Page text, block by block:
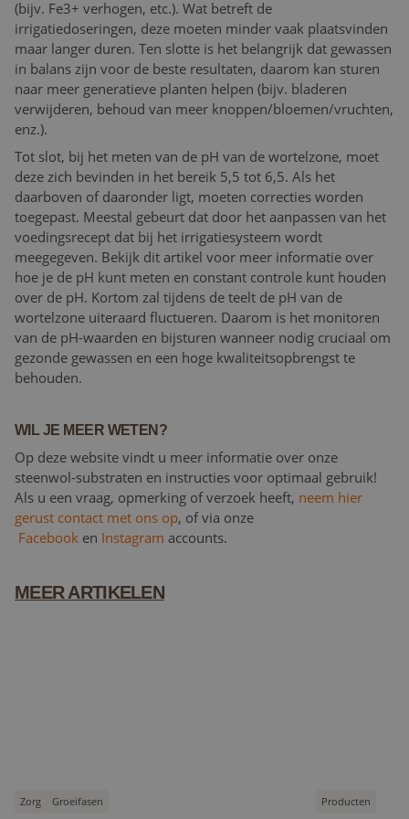
(bijv. Fe3+ verhogen, etc.). Wat betreft de
irrigatiedoseringen, deze moeten minder vaak plaatsvinden
maar langer duren. Ten slotte is het belangrijk dat gewassen
in balans zijn voor de beste resultaten, daarom kan sturen
naar meer generatieve planten helpen (bijv. bladeren
verwijderen, behoud van meer knoppen/bloemen/vruchten,
enz.).
Tot slot, bij het meten van de pH van de wortelzone, moet
deze zich bevinden in het bereik 5,5 tot 6,5. Als het
daarboven of daaronder ligt, moeten correcties worden
toegepast. Meestal gebeurt dat door het aanpassen van het
voedingsrecept dat bij het irrigatiesysteem wordt
meegegeven. Bekijk dit artikel voor meer informatie over
hoe je de pH kunt meten en constant controle kunt houden
over de pH. Kortom zal tijdens de teelt de pH van de
wortelzone uiteraard fluctueren. Daarom is het monitoren
van de pH-waarden en bijsturen wanneer nodig cruciaal om
gezonde gewassen en een hoge kwaliteitsopbrengst te
behouden.
WIL JE MEER WETEN?
Op deze website vindt u meer informatie over onze
steenwol-substraten en instructies voor optimaal gebruik!
Als u een vraag, opmerking of verzoek heeft, neem hier
gerust contact met ons op, of via onze
Facebook en Instagram accounts.
MEER ARTIKELEN
Zorg Groeifasen Producten